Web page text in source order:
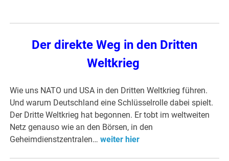
Der direkte Weg in den Dritten
Weltkrieg
Wie uns NATO und USA in den Dritten Weltkrieg führen.
Und warum Deutschland eine Schlüsselrolle dabei spielt.
Der Dritte Weltkrieg hat begonnen. Er tobt im weltweiten
Netz genauso wie an den Börsen, in den
Geheimdienstzentralen…weiter hier